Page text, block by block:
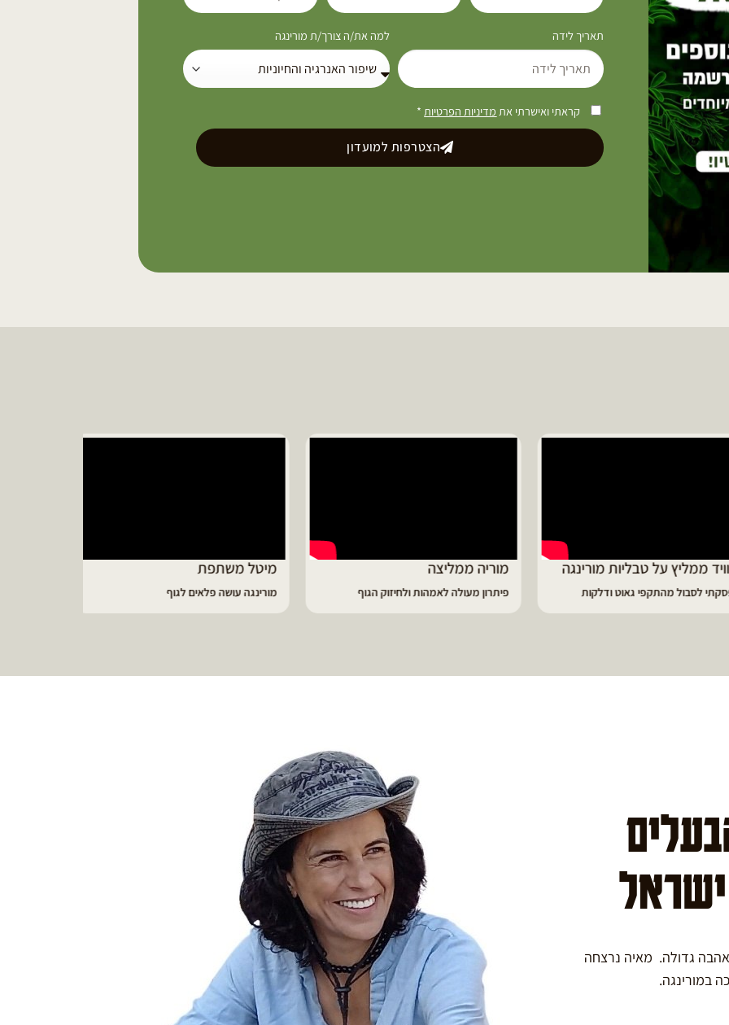
תאריך לידה למה את/ה צורך/ת מורינגה
קראתי ואישרתי את מדיניות הפרטיות *
הצטרפות למועדון
ממליץ על טבליות מורינגה
לסבול מהתקפי גאוט ודלקות
מוריה ממליצה
פיתרון מעולה לאמהות ולחיזוק הגוף
מיטל משתפת
מורינגה עושה פלאים לגוף
ישראל
גדולה. מאיה נרצחה